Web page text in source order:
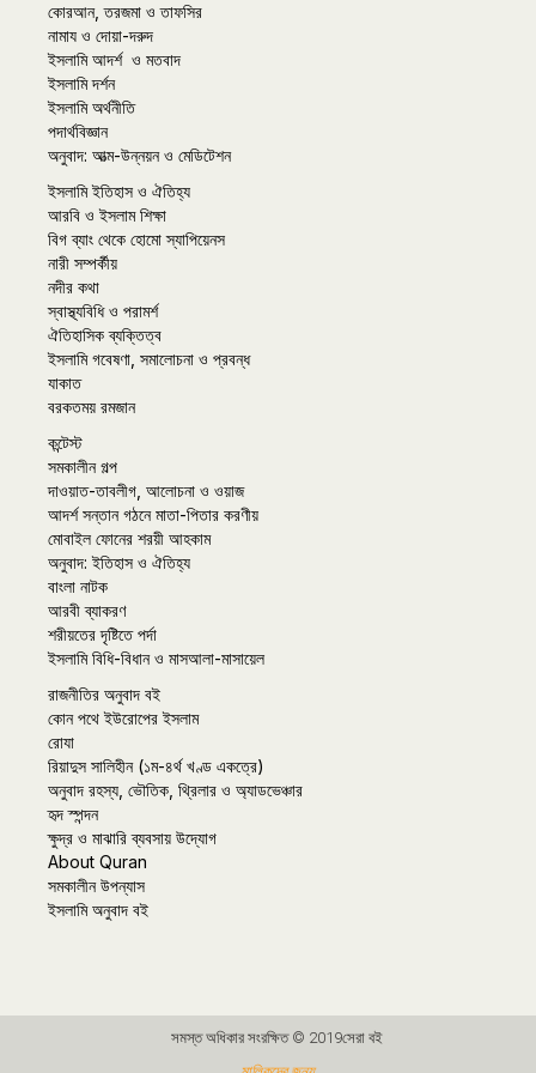
কোরআন, তরজমা ও তাফসির
নামায ও দোয়া-দরুদ
ইসলামি আদর্শ ও মতবাদ
ইসলামি দর্শন
ইসলামি অর্থনীতি
পদার্থবিজ্ঞান
অনুবাদ: আত্ম-উন্নয়ন ও মেডিটেশন
ইসলামি ইতিহাস ও ঐতিহ্য
আরবি ও ইসলাম শিক্ষা
বিগ ব্যাং থেকে হোমো স্যাপিয়েনস
নারী সম্পর্কীয়
নদীর কথা
স্বাস্থ্যবিধি ও পরামর্শ
ঐতিহাসিক ব্যক্তিত্ব
ইসলামি গবেষণা, সমালোচনা ও প্রবন্ধ
যাকাত
বরকতময় রমজান
কন্টেস্ট
সমকালীন গল্প
দাওয়াত-তাবলীগ, আলোচনা ও ওয়াজ
আদর্শ সন্তান গঠনে মাতা-পিতার করণীয়
মোবাইল ফোনের শরয়ী আহকাম
অনুবাদ: ইতিহাস ও ঐতিহ্য
বাংলা নাটক
আরবী ব্যাকরণ
শরীয়তের দৃষ্টিতে পর্দা
ইসলামি বিধি-বিধান ও মাসআলা-মাসায়েল
রাজনীতির অনুবাদ বই
কোন পথে ইউরোপের ইসলাম
রোযা
রিয়াদুস সালিহীন (১ম-৪র্থ খণ্ড একত্রে)
অনুবাদ রহস্য, ভৌতিক, থ্রিলার ও অ্যাডভেঞ্চার
হৃদ স্পন্দন
ক্ষুদ্র ও মাঝারি ব্যবসায় উদ্যোগ
About Quran
সমকালীন উপন্যাস
ইসলামি অনুবাদ বই
সমস্ত অধিকার সংরক্ষিত © 2019সেরা বই